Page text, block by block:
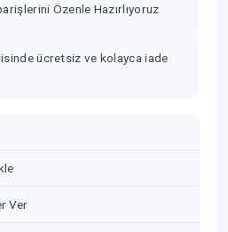
Özenle Hazırlıyoruz
ücretsiz ve kolayca iade
Ver